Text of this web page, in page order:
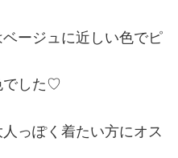
ージュに近しい色でピ
でした♡
っぽく着たい方にオス